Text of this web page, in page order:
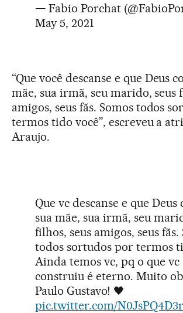
— Fabio Porchat
May 5, 2021
“Que você descanse e que Deus
mãe, sua irmã, seu marido, seus
amigos, seus fãs. Somos todos
termos tido você”, escreveu a
Araujo.
Que vc descanse e que
sua mãe, sua irmã, seu
filhos, seus amigos, seus fãs.
todos sortudos por termos
Ainda temos vc, pq o que vc
construiu é eterno. Muito
Paulo Gustavo! 🖤
pic.twitter.com/N0JsPQ4D3r